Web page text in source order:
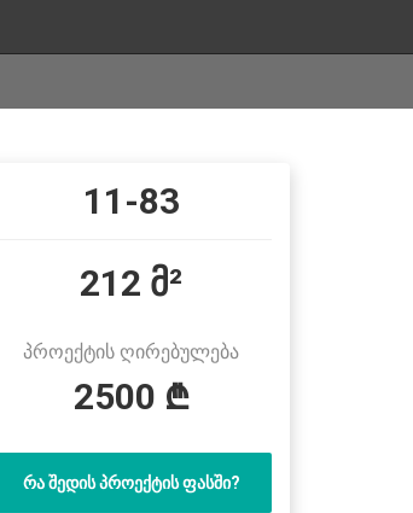
11-83
212 მ²
პროექტის ღირებულება
2500 ₾
ᲠᲐ ᲨᲔᲓᲘᲡ ᲞᲠᲝᲔᲥᲢᲘᲡ ᲤᲐᲡᲨᲘ?